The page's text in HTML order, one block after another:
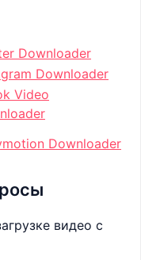
Downloader
Downloader
Video
Downloader
видео с